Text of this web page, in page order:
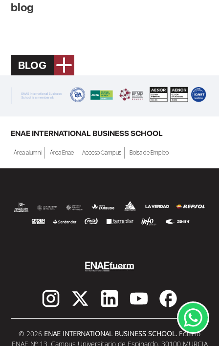
blog
BLOG
ENAE INTERNATIONAL BUSINESS SCHOOL
Área alumni Área Enae Acceso Campus Bolsa de Empleo
© 2026 ENAE INTERNATIONAL BUSINESS SCHOOL. Edificio
ENAE Nº 13. Campus Universitario de Espinardo. 30100 MURCIA